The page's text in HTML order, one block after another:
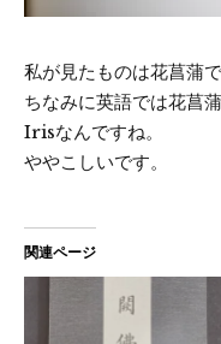
私が見たものは花菖蒲
ちなみに英語では花菖
Irisなんですね。
ややこしいです。
関連ページ